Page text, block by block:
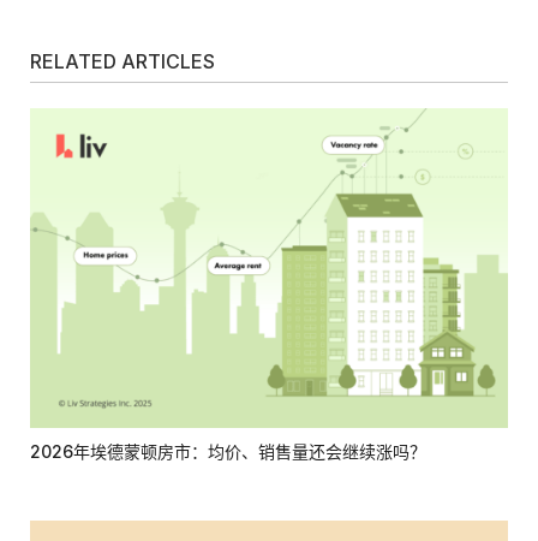
RELATED ARTICLES
2026年埃德蒙顿房市：均价、销售量还会继续涨吗？